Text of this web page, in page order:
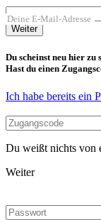
Deine E-Mail-Adresse
Weiter
Du scheinst neu hier zu
Hast du einen
Ich habe bereits ein
Du weißt nichts von
Weiter